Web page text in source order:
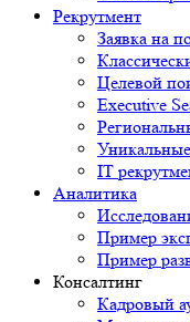
Рекрутмент
Заявка на
Целевой
Executive
IT
Аналитика
Пример
Пример
Консалтинг
Кадровый